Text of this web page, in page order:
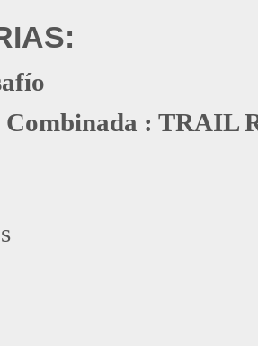
Combinada : TRAIL